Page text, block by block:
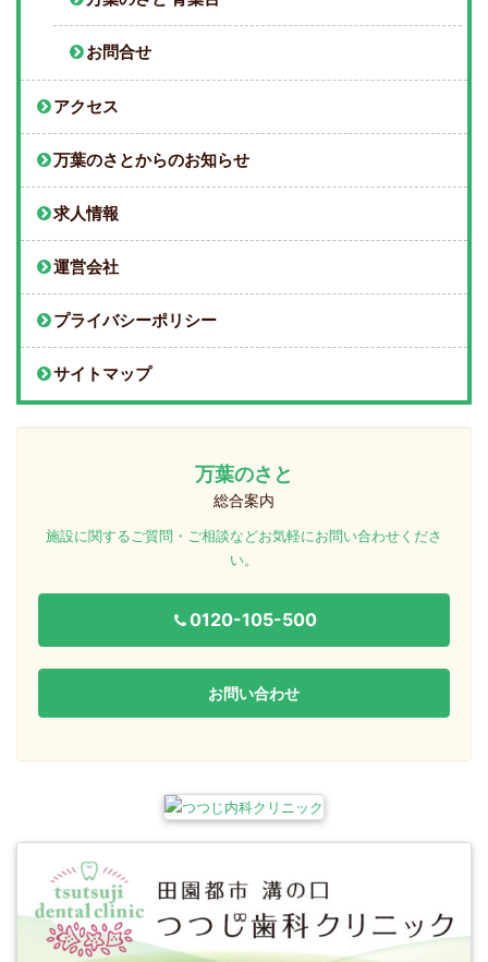
お問合せ
アクセス
万葉のさとからのお知らせ
求人情報
運営会社
プライバシーポリシー
サイトマップ
万葉のさと
総合案内
施設に関するご質問・ご相談などお気軽にお問い合わせくださ
い。
0120-105-500
お問い合わせ